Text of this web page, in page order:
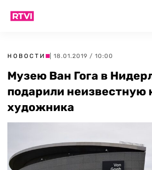
НОВОСТИ | 18.01.2019 / 10:00
Музею Ван Гога в
подарили неизвестную
художника